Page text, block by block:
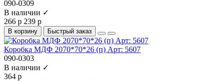
090-0309
В наличии ✓
266 р 239 р
В корзину Быстрый заказ
Коробка МДФ 2070*70*26 (п) Арт: 5607
090-0303
В наличии ✓
364 р